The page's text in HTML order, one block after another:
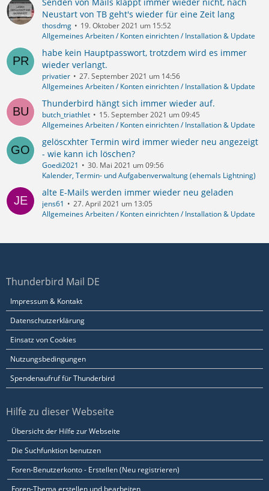
Neustart von TB geht's wieder für eine Zeit lang
thosdmg
19. Oktober 2021 um 15:52
Allgemeines Arbeiten / Konten einrichten / Installation & Update
habe kein Hauptpasswort, trotzdem wird es immer
wieder verlangt.
privatier
27. September 2021 um 14:56
Allgemeines Arbeiten / Konten einrichten / Installation & Update
Thunderbird hängt sich immer wieder auf.
butch_triathlet
15. September 2021 um 09:45
Allgemeines Arbeiten / Konten einrichten / Installation & Update
gelöscxhter Termin wird immer wieder neu angezeigt
- wie kann ich löschen?
Goedi2021
30. Mai 2021 um 09:56
Kalender, Termin- und Aufgabenverwaltung (ehemals Lightning)
alte E-Mails werden immer wieder neu geladen
jens61
27. April 2021 um 13:05
Allgemeines Arbeiten / Konten einrichten / Installation & Update
Thunderbird Mail DE
Impressum & Kontakt
Datenschutzerklärung
Einsatz von Cookies
Nutzungsbedingungen
Spendenaufruf für Thunderbird
Hilfe zu dieser Webseite
Übersicht der Hilfe zur Webseite
Die Suchfunktion benutzen
Foren-Benutzerkonto - Erstellen (Neu registrieren)
Foren-Thema erstellen und bearbeiten